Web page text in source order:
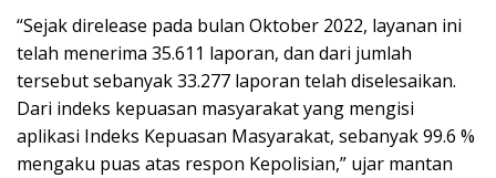
“Sejak direlease pada bulan Oktober 2022, layanan ini
telah menerima 35.611 laporan, dan dari jumlah
tersebut sebanyak 33.277 laporan telah diselesaikan.
Dari indeks kepuasan masyarakat yang mengisi
aplikasi Indeks Kepuasan Masyarakat, sebanyak 99.6 %
mengaku puas atas respon Kepolisian,” ujar mantan